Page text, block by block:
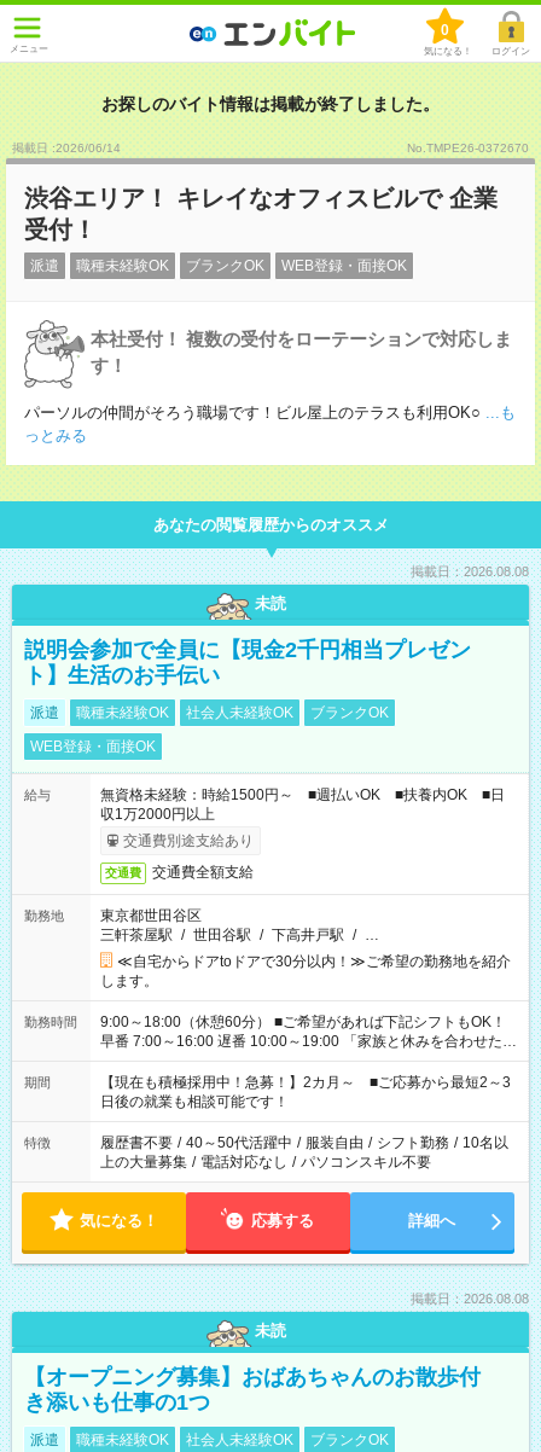
メニュー
0
気になる！ ログイン
お探しのバイト情報は掲載が終了しました。
掲載日 :2026/06/14 No.TMPE26-0372670
渋谷エリア！ キレイなオフィスビルで 企業
受付！
派遣 職種未経験OK ブランクOK WEB登録・面接OK
本社受付！ 複数の受付をローテーションで対応しま
す！
パーソルの仲間がそろう職場です！ビル屋上のテラスも利用OK○ ...も
っとみる
あなたの閲覧履歴からのオススメ
掲載日：2026.08.08
未読
説明会参加で全員に【現金2千円相当プレゼン
ト】生活のお手伝い
派遣 職種未経験OK 社会人未経験OK
ブランクOK
WEB登録・面接OK
給与
無資格未経験：時給1500円～ ■週払いOK ■扶養内OK ■日
収1万2000円以上
交通費別途支給あり
交通費 交通費全額支給
勤務地
東京都世田谷区
三軒茶屋駅 / 世田谷駅 / 下高井戸駅 / …
≪自宅からドアtoドアで30分以内！≫ご希望の勤務地を紹介
します。
勤務時間
9:00～18:00（休憩60分） ■ご希望があれば下記シフトもOK！
早番 7:00～16:00 遅番 10:00～19:00 「家族と休みを合わせた
い」 「余裕を持って夕飯の準備がしたい」 「できれば残業はし
たくない」 など、ご希望を教えてくださいね。 ※Wワーク希望
の方へ 今ご覧のお仕事で希望する勤務時間と、もう1つのお仕事
の勤務時間。 合計で週40時間を超える場合は応募できません。
期間
【現在も積極採用中！急募！】2カ月～ ■ご応募から最短2～3
日後の就業も相談可能です！
特徴 履歴書不要 / 40～50代活躍中 / 服装自由 / シフト勤務 / 10名以
上の大量募集 / 電話対応なし / パソコンスキル不要
気になる！ 応募する 詳細へ
掲載日：2026.08.08
未読
【オープニング募集】おばあちゃんのお散歩付
き添いも仕事の1つ
派遣 職種未経験OK 社会人未経験OK
ブランクOK